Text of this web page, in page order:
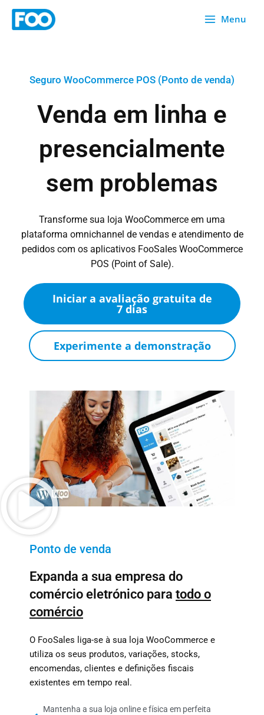
Saltar
Menu
Seguro WooCommerce POS (Ponto de venda)
Venda em linha e
presencialmente
sem problemas
Transforme sua loja WooCommerce em uma
plataforma omnichannel de vendas e atendimento de
pedidos com os aplicativos FooSales WooCommerce
POS (Point of Sale).
Iniciar a avaliação gratuita de
7 dias
Experimente a demonstração
Ponto de venda
Expanda a sua empresa do
comércio eletrónico para todo o
comércio
O FooSales liga-se à sua loja WooCommerce e
utiliza os seus produtos, variações, stocks,
encomendas, clientes e definições fiscais
existentes em tempo real.
Mantenha a sua loja online e física em perfeita